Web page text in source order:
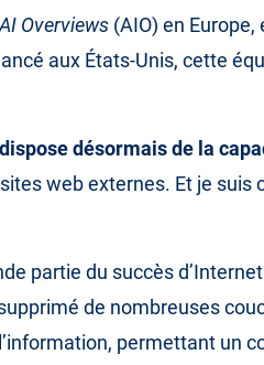
AI Overviews (AIO) en
aux États-Unis, cette
désormais de la
web externes. Et je suis
partie du succès d’Internet
de nombreuses
permettant un